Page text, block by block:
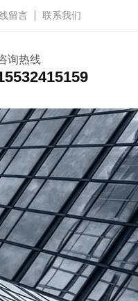
留言 联系我们
询热线